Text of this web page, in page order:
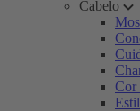
Cabelo
Cor